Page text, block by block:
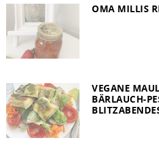
OMA MILLIS
VEGANE
BÄRLAUCH-